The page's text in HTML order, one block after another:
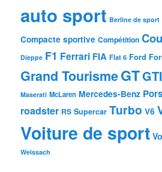
auto sport Berline de sport
Compacte sportive Compétition
Dieppe F1 Ferrari FIA Flat 6 Ford
Grand TourismeGTGTI
Maserati McLaren Mercedes-Benz
roadster RS Supercar Turbo V6
Voiture de sport
Weissach